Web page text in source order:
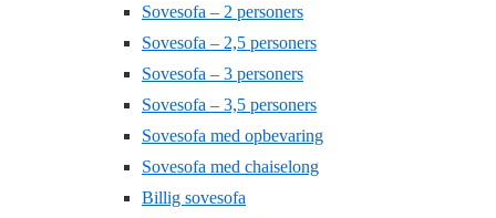
Sovesofa – 2 personers
Sovesofa – 2,5 personers
Sovesofa – 3 personers
Sovesofa – 3,5 personers
Sovesofa med opbevaring
Sovesofa med chaiselong
Billig sovesofa